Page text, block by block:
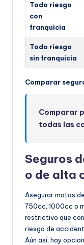
Todo riesgo
con
franquicia
Todo riesgo
sin franquicia
Comparar
Comparar
todas las
Seguros
o de alta
Asegurar motos
750cc, 1000cc o
restrictivo que
riesgo de
Aún así, hay